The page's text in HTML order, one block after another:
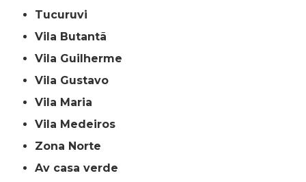
Tucuruvi
Vila Butantã
Vila Guilherme
Vila Gustavo
Vila Maria
Vila Medeiros
Zona Norte
av casa verde